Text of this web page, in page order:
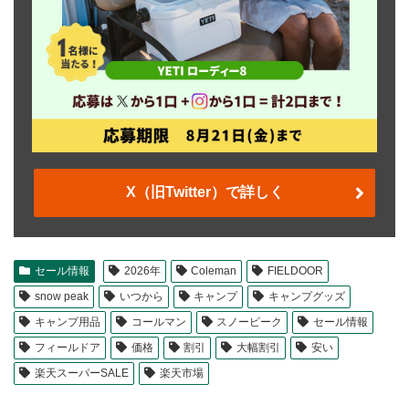
X（旧Twitter）で詳しく
セール情報 2026年 Coleman
FIELDOOR
snow peak
いつから キャンプ
キャンプグッズ
キャンプ用品
コールマン スノーピーク
セール情報
フィールドア
価格 割引 大幅割引
安い
楽天スーパーSALE
楽天市場